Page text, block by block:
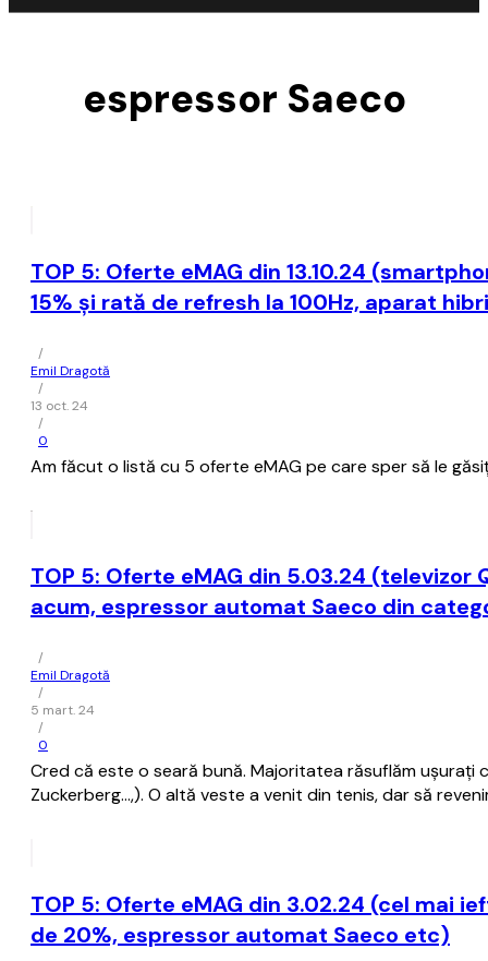
espressor Saeco
TOP 5: Oferte eMAG din 13.10.24
15% și rată de refresh la 100Hz, aparat
/
Emil Dragotă
/
13 oct. 24
/
0
Am făcut o listă cu 5 oferte eMAG pe care sper să le
TOP 5: Oferte eMAG din 5.03.24 (televizor
acum, espressor automat Saeco din
/
Emil Dragotă
/
5 mart. 24
/
0
Cred că este o seară bună. Majoritatea răsuflăm
Zuckerberg...,). O altă veste a venit din tenis, dar să
TOP 5: Oferte eMAG din 3.02.24 (cel mai
de 20%, espressor automat Saeco etc)